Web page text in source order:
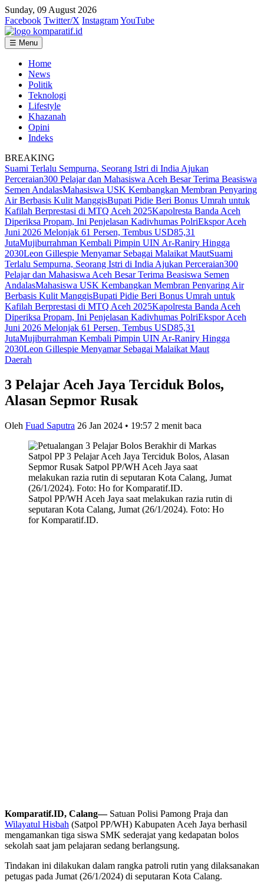
Sunday, 09 August 2026
Facebook Twitter/X InstagramYouTube
☰ Menu
Home
News
Politik
Teknologi
Lifestyle
Khazanah
Opini
Indeks
BREAKING
Suami Terlalu Sempurna, Seorang Istri di India Ajukan
Perceraian300 Pelajar dan Mahasiswa Aceh Besar Terima Beasiswa
Semen AndalasMahasiswa USK Kembangkan Membran Penyaring
Air Berbasis Kulit ManggisBupati Pidie Beri Bonus Umrah untuk
Kafilah Berprestasi di MTQ Aceh 2025Kapolresta Banda Aceh
Diperiksa Propam, Ini Penjelasan Kadivhumas PolriEkspor Aceh
Juni 2026 Melonjak 61 Persen, Tembus USD85,31
JutaMujiburrahman Kembali Pimpin UIN Ar-Raniry Hingga
2030Leon Gillespie Menyamar Sebagai Malaikat MautSuami
Terlalu Sempurna, Seorang Istri di India Ajukan Perceraian300
Pelajar dan Mahasiswa Aceh Besar Terima Beasiswa Semen
AndalasMahasiswa USK Kembangkan Membran Penyaring Air
Berbasis Kulit ManggisBupati Pidie Beri Bonus Umrah untuk
Kafilah Berprestasi di MTQ Aceh 2025Kapolresta Banda Aceh
Diperiksa Propam, Ini Penjelasan Kadivhumas PolriEkspor Aceh
Juni 2026 Melonjak 61 Persen, Tembus USD85,31
JutaMujiburrahman Kembali Pimpin UIN Ar-Raniry Hingga
2030Leon Gillespie Menyamar Sebagai Malaikat Maut
Daerah
3 Pelajar Aceh Jaya Terciduk Bolos,
Alasan Sepmor Rusak
Oleh Fuad Saputra 26 Jan 2024 • 19:57 2 menit baca
Satpol PP/WH Aceh Jaya saat melakukan razia rutin di
seputaran Kota Calang, Jumat (26/1/2024). Foto: Ho
for Komparatif.ID.
Komparatif.ID, Calang—Satuan Polisi Pamong Praja dan
Wilayatul Hisbah (Satpol PP/WH) Kabupaten Aceh Jaya berhasil
mengamankan tiga siswa SMK sederajat yang kedapatan bolos
sekolah saat jam pelajaran sedang berlangsung.
Tindakan ini dilakukan dalam rangka patroli rutin yang dilaksanakan
petugas pada Jumat (26/1/2024) di seputaran Kota Calang.